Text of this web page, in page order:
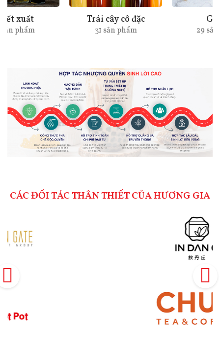
Trái cây cô đặc
CÁC ĐỐI TÁC THÂN THIẾT CỦA HƯƠNG GIA